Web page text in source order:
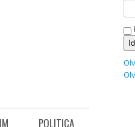
POLITICA